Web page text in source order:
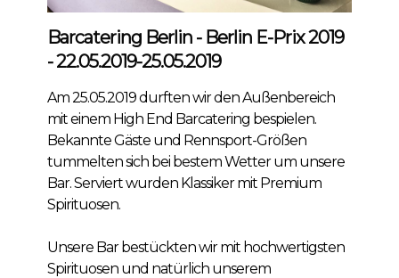
Barcatering Berlin - Berlin E-Prix 2019
- 22.05.2019-25.05.2019
Am 25.05.2019 durften wir den Außenbereich
mit einem High End Barcatering bespielen.
Bekannte Gäste und Rennsport-Größen
tummelten sich bei bestem Wetter um unsere
Bar. Serviert wurden Klassiker mit Premium
Spirituosen.
Unsere Bar bestückten wir mit hochwertigsten
Spirituosen und natürlich unserem